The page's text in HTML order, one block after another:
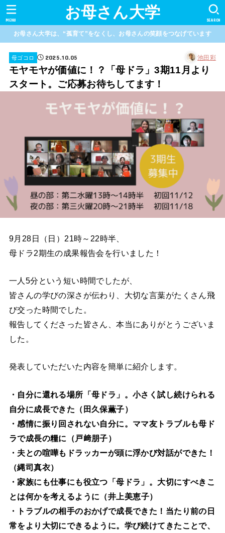
お母さん大学 SEARCH
MENU
お母さん大学は、“孤育て”をなくし、お母さんの笑顔をつなげています
母ゴコロ 2025.10.05 池田彩
モヤモヤが価値に！？「母ドラ」3期11月より
スタート。ご応募お待ちしてます！
9月28日（日）21時～22時半、
母ドラ2期生の成果報告会を行いました！
一人5分という短い時間でしたが、
皆さんの学びの深さが伝わり、大切な言葉がたくさん飛
び交った時間でした。
報告してくださった皆さん、本当にありがとうございま
した。
発表していただいた内容を簡単に紹介します。
・自分に還れる場所「母ドラ」。小さく試し続けられる
自分に成長できた（田久保薫子）
・感情に振り回されない自分に。ママ友トラブルも母ド
ラで成長の糧に（戸﨑朋子）
・夫との喧嘩もドラッカーが頭に浮かび対話ができた！
（縄司真衣）
・家族にも仕事にも役立つ「母ドラ」。大切にすべきこ
とは何かを考えるように （井上美恵子）
・トラブルの相手のおかげで成長できた！当たり前の日
常をより大切にできるように。学び続けてきたことで、